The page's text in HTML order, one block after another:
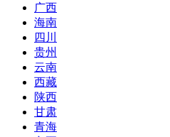
广西
海南
四川
贵州
云南
西藏
陕西
甘肃
青海